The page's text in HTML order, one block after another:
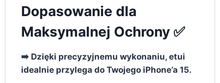
Dopasowanie dla
Maksymalnej Ochrony ✅
➡️ Dzięki precyzyjnemu wykonaniu, etui
idealnie przylega do Twojego iPhone’a 15.